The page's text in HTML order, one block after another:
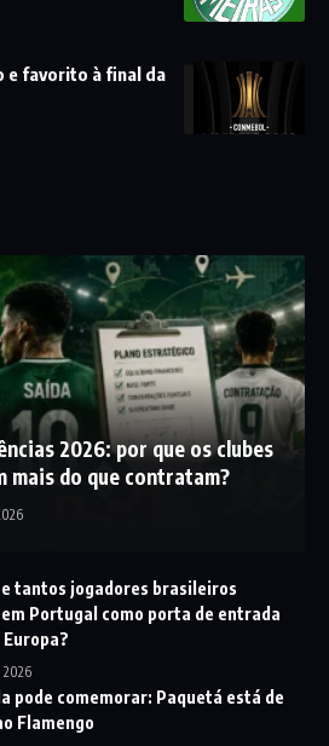
e favorito à final da
2026: por que os clubes
mais do que contratam?
tantos jogadores brasileiros
Portugal como porta de entrada
2026
pode comemorar: Paquetá está de
Flamengo